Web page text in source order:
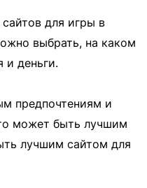
для игры в
выбрать, на каком
и деньги.
предпочтениям и
может быть лучшим
лучшим сайтом для